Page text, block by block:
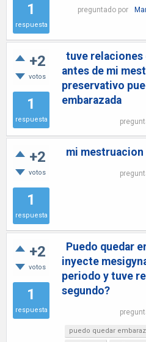
1
respuesta
preguntado por
+2
votos
1
respuesta
tuve relaciones
antes de mi
preservativo
embarazada
+2
votos
1
respuesta
mi mestruacion
+2
votos
1
respuesta
Puedo quedar
inyecte
periodo y tuve
segundo?
puedo quedar